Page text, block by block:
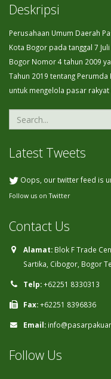
Deskripsi
Perusahaan Umum Daerah
Kota Bogor pada tanggal 7
Bogor Nomor 4 tahun 2009
Tahun 2019 tentang Perumda
untuk mengelola pasar
Latest Tweets
Oops, our twitter feed is
Follow us on Twitter
Contact Us
Alamat: Blok F Trade
Sartika, Cibogor, Bogor
Telp:+62251 8330313
Fax:+62251 8396836
Email:
Follow Us